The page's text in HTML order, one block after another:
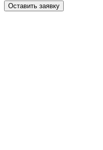
Оставить заявку